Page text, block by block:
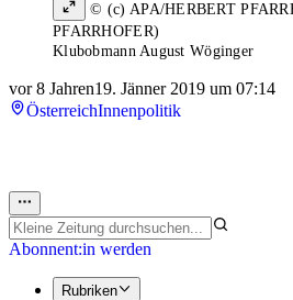
© (c) APA/HERBERT
PFARRHOFER)
Klubobmann August Wöginger
vor 8 Jahren19. Jänner 2019 um 07:14
ÖsterreichInnenpolitik
Abonnent:in werden
Rubriken